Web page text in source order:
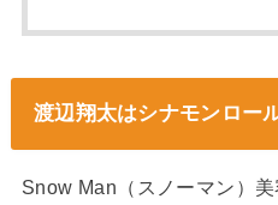
渡辺翔太はシナモンロー
Snow Man（スノーマン）